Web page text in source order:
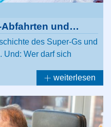
Abfahrten und…
des Super-Gs und
Und: Wer darf sich
weiterlesen